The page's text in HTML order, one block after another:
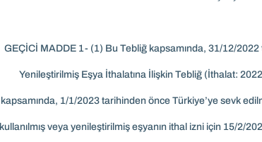
GEÇİCİ MADDE 1- (1) Bu Tebliğ kapsamında, 31/12/
Yenileştirilmiş Eşya İthalatına İlişkin Tebliğ (İthalat:
kapsamında, 1/1/2023 tarihinden önce Türkiye’ye sevk
kullanılmış veya yenileştirilmiş eşyanın ithal izni için 15/2/